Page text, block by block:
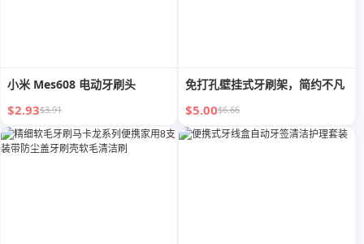
小米 Mes608 电动牙刷头
$2.93$3.91
免打孔壁挂式牙刷架，简约不凡
$5.00$6.66